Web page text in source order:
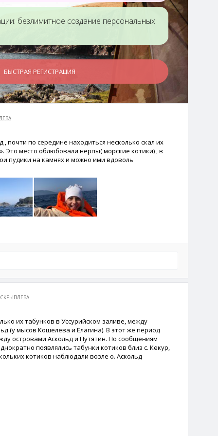
Маршрут
перевал-
Парк им. Лазо,
электрички Седанка.
безлимитное создание персональных
БЫСТРАЯ РЕГИСТРАЦИЯ
почти по середине находиться несколько скал их
Это место облюбовали нерпы( морские котики) , в
пудики на камнях и можно ими вдоволь
их табунков в Уссурийском заливе, между
(у мысов Кошелева и Елагина). В этот же период
островами Аскольд и Путятин. По сообщениям
появлялись табунки котиков близ с. Кекур,
котиков наблюдали возле о. Аскольд